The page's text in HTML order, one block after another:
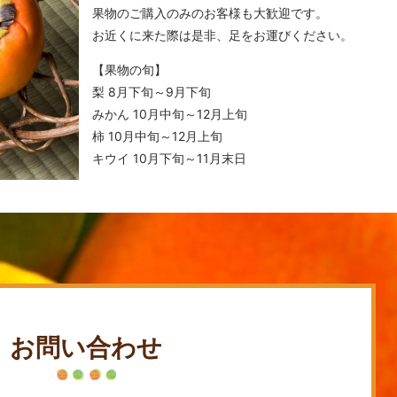
果物のご購入のみのお客様も大歓迎です。
お近くに来た際は是非、足をお運びください。
【果物の旬】
梨 8月下旬～9月下旬
みかん 10月中旬～12月上旬
柿 10月中旬～12月上旬
キウイ 10月下旬～11月末日
お問い合わせ